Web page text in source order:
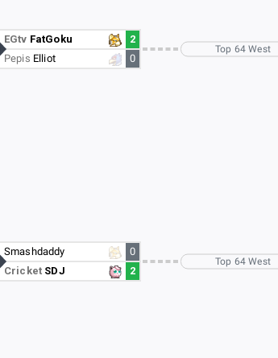
EGtv FatGoku
2
Pepis Elliot 0
Smashdaddy
0
Cricket SDJ 2
Top 64 West
Top 64 West